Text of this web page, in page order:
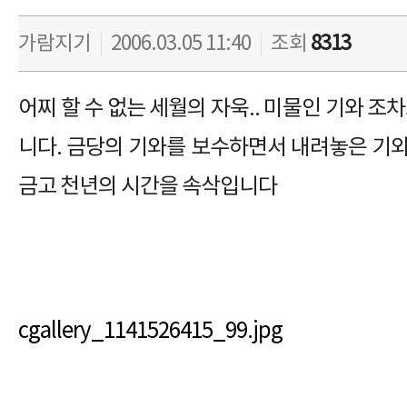
가람지기 2006.03.05 11:40 조회 8313
어찌 할 수 없는 세월의 자욱.. 미물인 기와 조
니다. 금당의 기와를 보수하면서 내려놓은 기
금고 천년의 시간을 속삭입니다
cgallery_1141526415_99.jpg